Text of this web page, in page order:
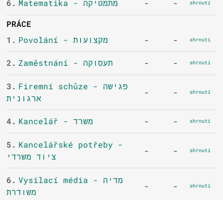
6. Matematika - מתמטיקה - - shrnutí
PRÁCE
1.
Povolání - מקצועות - - shrnutí
2. Zaměstnání - תעסוקה - - shrnutí
3. Firemní schůze - פגישה
ארגונית
- - shrnutí
4. Kancelář - משרד - - shrnutí
5. Kancelářské potřeby -
ציוד משרדי
- - shrnutí
6. Vysílací média - מדיה
משודרת
- - shrnutí